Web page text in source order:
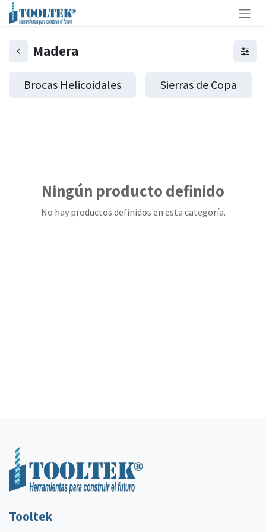
Madera
Brocas Helicoidales Sierras de Copa
Ningún producto definido
No hay productos definidos en esta categoría.
Tooltek